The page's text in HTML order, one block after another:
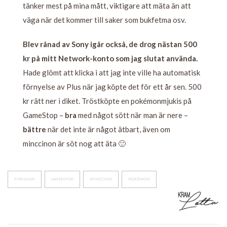
tänker mest på mina mått, viktigare att mäta än att
väga när det kommer till saker som bukfetma osv.
Blev rånad av Sony igår också, de drog nästan 500
kr på mitt Network-konto som jag slutat använda.
Hade glömt att klicka i att jag inte ville ha automatisk
förnyelse av Plus när jag köpte det för ett år sen. 500
kr rätt ner i diket. Tröstköpte en pokémonmjukis på
GameStop – bra med något sött när man är nere –
bättre när det inte är något ätbart, även om
minccinon är söt nog att äta 🙂
FYRISHOV GAMESTOP MINCCINO POKÉMON